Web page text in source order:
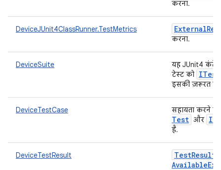
करना.
DeviceJUnit4ClassRunner.TestMetrics External
करना.
DeviceSuite
यह JUnit4
टेस्ट को ITest
इसकी ज़रूरत है.
DeviceTestCase सहायता करने
Test और
है.
DeviceTestResult TestResult
Available